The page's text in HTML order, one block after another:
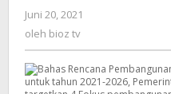
Juni 20, 2021
oleh bioz tv